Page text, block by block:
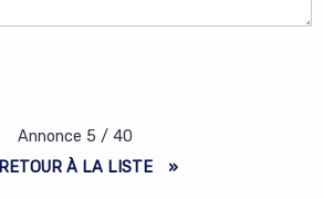
Annonce 5 / 40
RETOUR À LA LISTE »